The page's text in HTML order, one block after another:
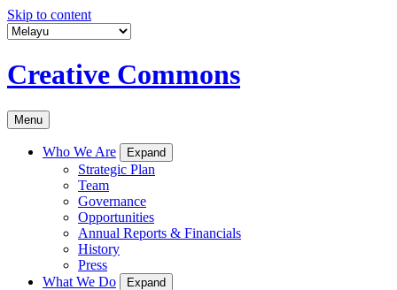
Skip to content
Creative Commons
Menu
Who We Are Expand
Strategic Plan
Team
Governance
Opportunities
Annual Reports & Financials
History
Press
What We Do
Expand